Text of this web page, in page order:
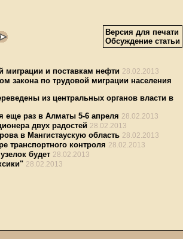
Версия для печати
Обсуждение статьи
миграции и поставкам нефти 28.02.2013
закона по трудовой миграции населения
из центральных органов власти в
еще раз в Алматы 5-6 апреля 28.02.2013
двух радостей 28.02.2013
в Мангистаускую область 28.02.2013
транспортного контроля 28.02.2013
будет 28.02.2013
28.02.2013